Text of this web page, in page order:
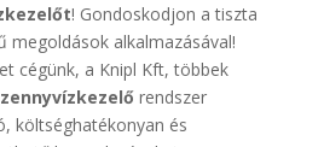
! Gondoskodjon a tiszta
megoldások alkalmazásával!
cégünk, a Knipl Kft, többek
rendszer
költséghatékonyan és